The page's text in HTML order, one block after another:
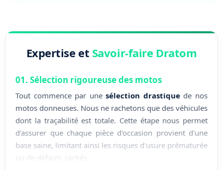
Expertise et Savoir-faire Dratom
01. Sélection rigoureuse des motos
Tout commence par unesélection drastiquede nos
motos donneuses. Nous ne rachetons que des véhicules
dont la traçabilité est totale. Cette étape nous permet
d'assurer que chaque pièce d'occasion provient d'une
base saine, limitant ainsi les risques d'usure prématurée
ou de défauts cachés.